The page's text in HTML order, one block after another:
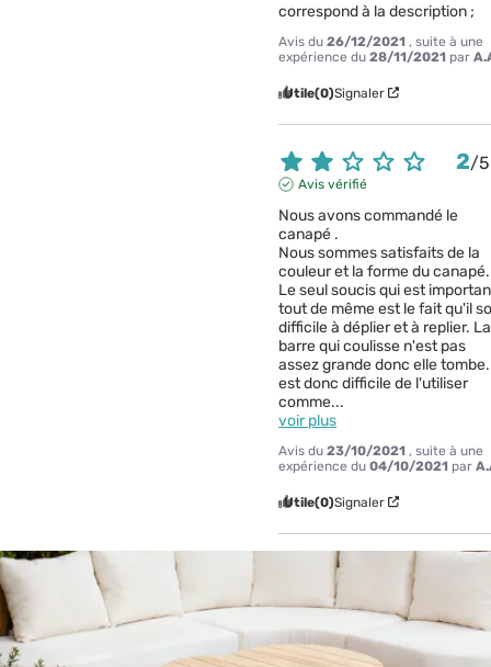
correspond à la description ;
Avis du26/12/2021 , suite à une
expérience du28/11/2021 par
Utile(0)Signaler
2/5
Avis vérifié
Nous avons commandé le
canapé .
Nous sommes satisfaits de la
couleur et la forme du canapé.
Le seul soucis qui est
tout de même est le fait qu'il
difficile à déplier et à replier. La
barre qui coulisse n'est pas
assez grande donc elle
est donc difficile de l'utiliser
comme...
voir plus
Avis du23/10/2021 , suite à une
expérience du04/10/2021 par
Utile(0)Signaler